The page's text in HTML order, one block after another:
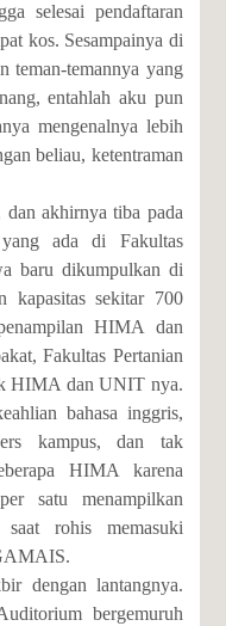
selesai pendaftaran
kos. Sesampainya di
teman-temannya yang
entahlah aku pun
mengenalnya lebih
beliau, ketentraman
dan akhirnya tiba pada
ada di Fakultas
baru dikumpulkan di
kapasitas sekitar 700
HIMA dan
Fakultas Pertanian
HIMA dan UNIT nya.
bahasa inggris,
kampus, dan tak
HIMA karena
satu menampilkan
rohis memasuki
dengan lantangnya.
bergemuruh